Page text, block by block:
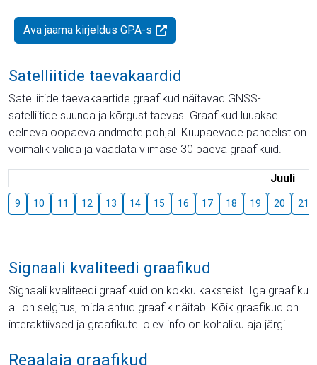
Ava jaama kirjeldus GPA-s
Satelliitide taevakaardid
Satelliitide taevakaartide graafikud näitavad GNSS-
satelliitide suunda ja kõrgust taevas. Graafikud luuakse
eelneva ööpäeva andmete põhjal. Kuupäevade paneelist on
võimalik valida ja vaadata viimase 30 päeva graafikuid.
Juuli
9 10 11 12 13 14 15 16 17 18 19 20 21
Signaali kvaliteedi graafikud
Signaali kvaliteedi graafikuid on kokku kaksteist. Iga graafiku
all on selgitus, mida antud graafik näitab. Kõik graafikud on
interaktiivsed ja graafikutel olev info on kohaliku aja järgi.
Reaalaja graafikud